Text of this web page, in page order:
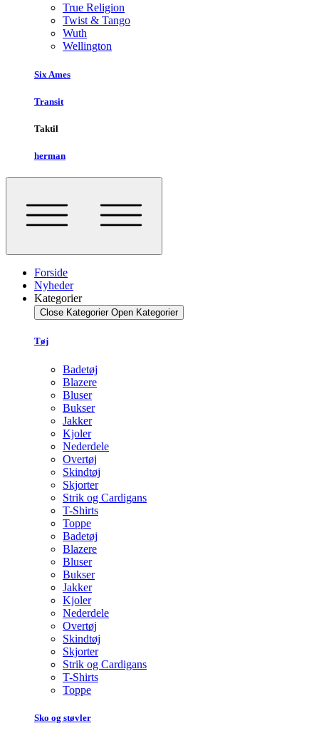
True Religion
Twist & Tango
Wuth
Wellington
Six Ames
Transit
Taktil
herman
Forside
Nyheder
Kategorier
Close Kategorier Open Kategorier
Tøj
Badetøj
Blazere
Bluser
Bukser
Jakker
Kjoler
Nederdele
Overtøj
Skindtøj
Skjorter
Strik og Cardigans
T-Shirts
Toppe
Badetøj
Blazere
Bluser
Bukser
Jakker
Kjoler
Nederdele
Overtøj
Skindtøj
Skjorter
Strik og Cardigans
T-Shirts
Toppe
Sko og støvler